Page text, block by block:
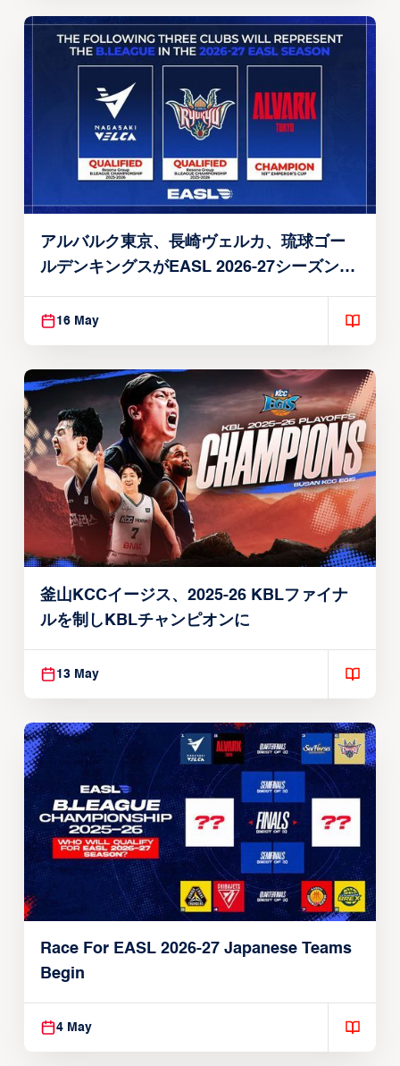
アルバルク東京、長崎ヴェルカ、琉球ゴー
ルデンキングスがEASL 2026-27シーズン出
場権を獲得
16 May
釜山KCCイージス、2025-26 KBLファイナ
ルを制しKBLチャンピオンに
13 May
Race For EASL 2026-27 Japanese Teams
Begin
4 May